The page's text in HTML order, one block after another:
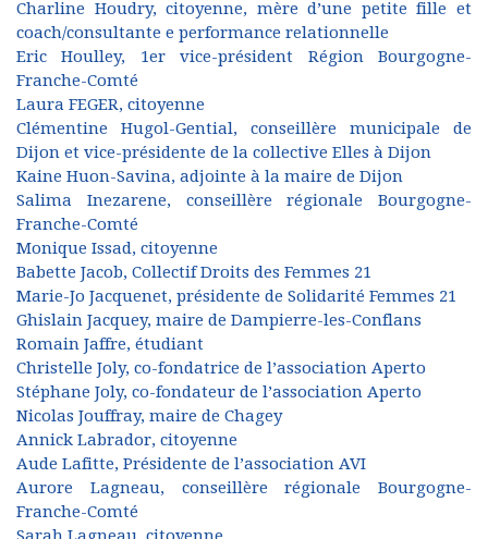
Charline Houdry, citoyenne, mère d’une petite fille et
coach/consultante e performance relationnelle
Eric Houlley, 1er vice-président Région Bourgogne-
Franche-Comté
Laura FEGER, citoyenne
Clémentine Hugol-Gential, conseillère municipale de
Dijon et vice-présidente de la collective Elles à Dijon
Kaine Huon-Savina, adjointe à la maire de Dijon
Salima Inezarene, conseillère régionale Bourgogne-
Franche-Comté
Monique Issad, citoyenne
Babette Jacob, Collectif Droits des Femmes 21
Marie-Jo Jacquenet, présidente de Solidarité Femmes 21
Ghislain Jacquey, maire de Dampierre-les-Conflans
Romain Jaffre, étudiant
Christelle Joly, co-fondatrice de l’association Aperto
Stéphane Joly, co-fondateur de l’association Aperto
Nicolas Jouffray, maire de Chagey
Annick Labrador, citoyenne
Aude Lafitte, Présidente de l’association AVI
Aurore Lagneau, conseillère régionale Bourgogne-
Franche-Comté